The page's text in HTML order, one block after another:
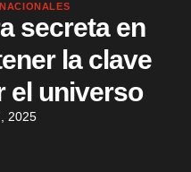
secreta en
la clave
el universo
2025